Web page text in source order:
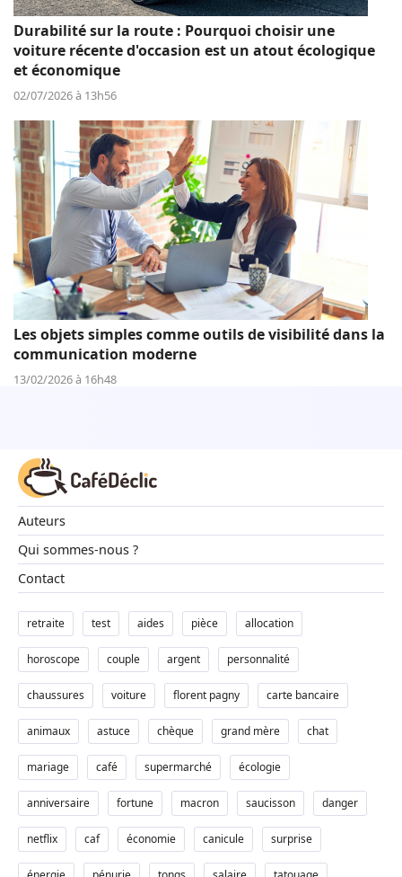
Durabilité sur la route : Pourquoi choisir une
voiture récente d'occasion est un atout écologique
et économique
02/07/2026 à 13h56
Les objets simples comme outils de visibilité dans la
communication moderne
13/02/2026 à 16h48
Auteurs
Qui sommes-nous ?
Contact
retraite test aides pièce allocation
horoscope couple argent personnalité
chaussures voiture florent pagny carte bancaire
animaux astuce chèque grand mère chat
mariage café supermarché écologie
anniversaire fortune macron saucisson danger
netflix caf économie canicule surprise